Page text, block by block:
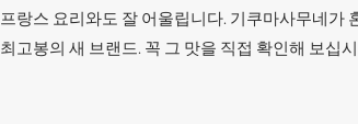
프랑스 요리와도 잘 어울립니다. 기쿠마사무네가
최고봉의 새 브랜드. 꼭 그 맛을 직접 확인해 보십